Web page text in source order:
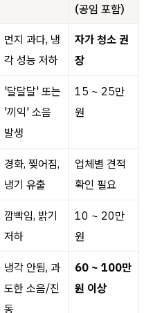
(공임 포함)
먼지 과다, 냉
각 성능 저하
자가 청소 권
장
'달달달' 또는
'끼익' 소음
발생
15 ~ 25만
원
경화, 찢어짐,
냉기 유출
업체별 견적
확인 필요
깜빡임, 밝기
저하
10 ~ 20만
원
냉각 안됨, 과
도한 소음/진
동
60 ~ 100만
원 이상